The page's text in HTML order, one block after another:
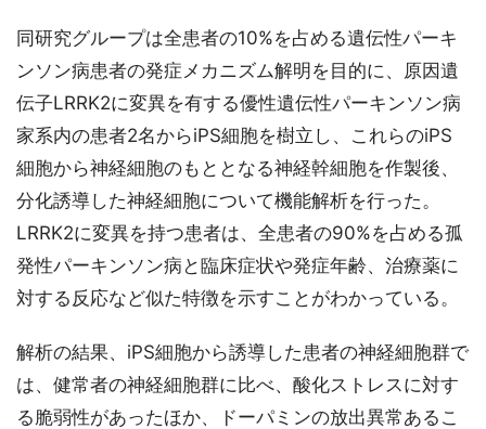
同研究グループは全患者の10%を占める遺伝性パーキ
ンソン病患者の発症メカニズム解明を目的に、原因遺
伝子LRRK2に変異を有する優性遺伝性パーキンソン病
家系内の患者2名からiPS細胞を樹立し、これらのiPS
細胞から神経細胞のもととなる神経幹細胞を作製後、
分化誘導した神経細胞について機能解析を行った。
LRRK2に変異を持つ患者は、全患者の90%を占める孤
発性パーキンソン病と臨床症状や発症年齢、治療薬に
対する反応など似た特徴を示すことがわかっている。
解析の結果、iPS細胞から誘導した患者の神経細胞群で
は、健常者の神経細胞群に比べ、酸化ストレスに対す
る脆弱性があったほか、ドーパミンの放出異常あるこ